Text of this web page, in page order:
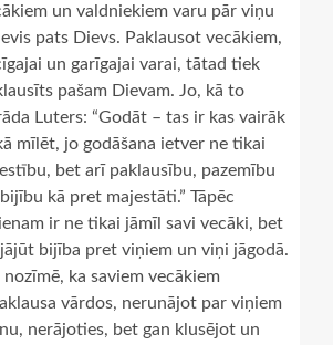
un valdniekiem varu pār viņu
pats Dievs. Paklausot vecākiem,
un garīgajai varai, tātad tiek
pašam Dievam. Jo, kā to
Luters: “Godāt – tas ir kas vairāk
mīlēt, jo godāšana ietver ne tikai
bet arī paklausību, pazemību
kā pret majestāti.” Tāpēc
ir ne tikai jāmīl savi vecāki, bet
bijība pret viņiem un viņi jāgodā.
nozīmē, ka saviem vecākiem
vārdos, nerunājot par viņiem
nerājoties, bet gan klusējot un